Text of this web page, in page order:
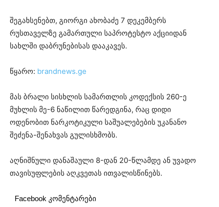
შეგახსენებთ, გიორგი ახობაძე 7 დეკემბერს
რუსთაველზე გამართული საპროტესტო აქციიდან
სახლში დაბრუნებისას დააკავეს.
წყარო: brandnews.ge
მას ბრალი სისხლის სამართლის კოდექსის 260-ე
მუხლის მე-6 ნაწილით წარედგინა, რაც დიდი
ოდენობით ნარკოტიკული საშუალებების უკანანო
შეძენა-შენახვას გულისხმობს.
აღნიშნული დანაშაული 8-დან 20-წლამდე ან უვადო
თავისუფლების აღკვეთას ითვალისწინებს.
Facebook კომენტარები